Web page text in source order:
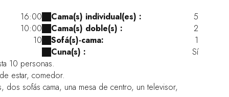
16:00
10:00
10
Cama(s) individual(es) :
5
Cama(s) doble(s) :
2
Sofá(s)-cama:
1
Cuna(s) :
Sí
10 personas.
estar, comedor.
dos sofás cama, una mesa de centro, un televisor,